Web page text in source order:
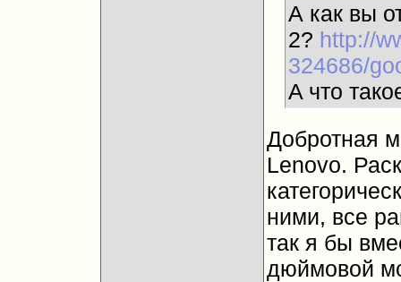
А как вы
2? http://
324686/
A что
Добротная
Lenovo.
ними, все
так я бы
дюймовой